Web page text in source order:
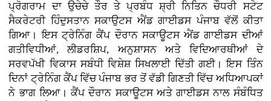
ਪ੍ਰੋਗਰਾਮ ਦਾ ਉਚੇਚੇ ਤੌਰ ਤੇ ਪ੍ਰਬੰਧ ਸ਼੍ਰੀ ਨਿਤਿਨ ਚੌਧਰੀ ਸਟੇਟ
ਸੈਕਰੇਟਰੀ ਹਿੰਦੁਸਤਾਨ ਸਕਾਉਟਸ ਐਂਡ ਗਾਈਡਸ ਪੰਜਾਬ ਵੱਲੋਂ ਕੀਤਾ
ਗਿਆ। ਇਸ ਟ੍ਰੇਨਿੰਗ ਕੈਂਪ ਦੌਰਾਨ ਸਕਾਊਟਸ ਐਂਡ ਗਾਈਡਸ ਦੀਆਂ
ਗਤੀਵਿਧੀਆਂ, ਲੀਡਰਸ਼ਿਪ, ਅਨੁਸ਼ਾਸਨ ਅਤੇ ਵਿਦਿਆਰਥੀਆਂ ਦੇ
ਸਰਵਪੱਖੀ ਵਿਕਾਸ ਸਬੰਧੀ ਵਿਸ਼ੇਸ਼ ਸਿਖਲਾਈ ਦਿੱਤੀ ਗਈ। ਇਸ ਤਿੰਨ
ਦਿਨਾਂ ਟ੍ਰੇਨਿੰਗ ਕੈਂਪ ਵਿੱਚ ਪੰਜਾਬ ਭਰ ਤੋਂ ਵੱਡੀ ਗਿਣਤੀ ਵਿੱਚ ਅਧਿਆਪਕਾਂ
ਨੇ ਭਾਗ ਲਿਆ। ਕੈਂਪ ਦੌਰਾਨ ਸਕਾਊਟਸ ਅਤੇ ਗਾਈਡਸ ਨਾਲ ਸੰਬੰਧਿਤ